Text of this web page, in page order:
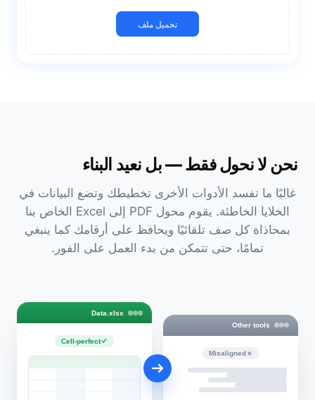
تحميل ملف
نحن لا نحول فقط — بل نعيد البناء
غالبًا ما تفسد الأدوات الأخرى تخطيطك وتضع البيانات في
الخلايا الخاطئة. يقوم محول PDF إلى Excel الخاص بنا
بمحاذاة كل صف تلقائيًا ويحافظ على أرقامك كما ينبغي
تمامًا، حتى تتمكن من بدء العمل على الفور.
Other tools
Misaligned
Data.xlsx
Cell-perfect